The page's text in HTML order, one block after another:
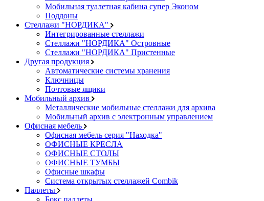
Мобильная туалетная кабина супер Эконом
Поддоны
Стеллажи "НОРДИКА"
Интегрированные стеллажи
Стеллажи "НОРДИКА" Островные
Стеллажи "НОРДИКА" Пристенные
Другая продукция
Автоматические системы хранения
Ключницы
Почтовые ящики
Мобильный архив
Металлические мобильные стеллажи для архива
Мобильный архив с электронным управлением
Офисная мебель
Офисная мебель серия "Находка"
ОФИСНЫЕ КРЕСЛА
ОФИСНЫЕ СТОЛЫ
ОФИСНЫЕ ТУМБЫ
Офисные шкафы
Система открытых стеллажей Combik
Паллеты
Бокс паллеты